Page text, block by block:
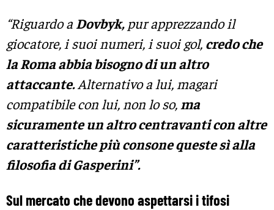
“Riguardo a Dovbyk,pur apprezzando il
giocatore, i suoi numeri, i suoi gol, credo che
la Roma abbia bisogno di un altro
attaccante.Alternativo a lui, magari
compatibile con lui, non lo so, ma
sicuramente un altro centravanti con altre
caratteristiche più consone queste sì alla
filosofia di Gasperini”.
Sul mercato che devono aspettarsi i tifosi